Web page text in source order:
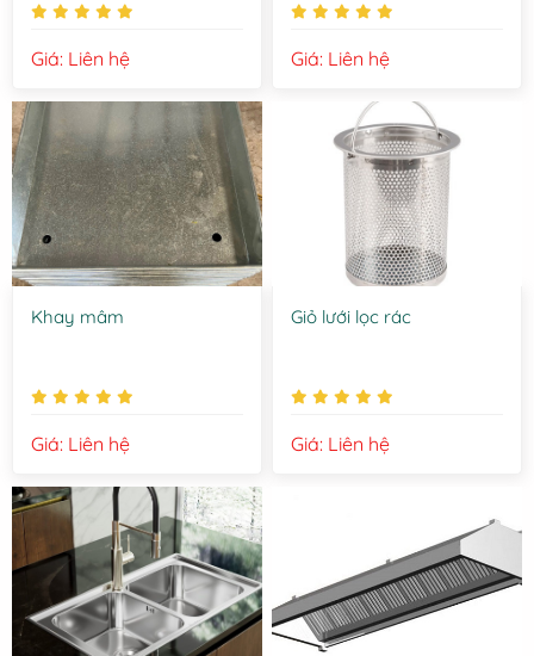
Giá: Liên hệ Giá: Liên hệ
Khay mâm
Giá: Liên hệ
Giỏ lưới lọc rác
Giá: Liên hệ